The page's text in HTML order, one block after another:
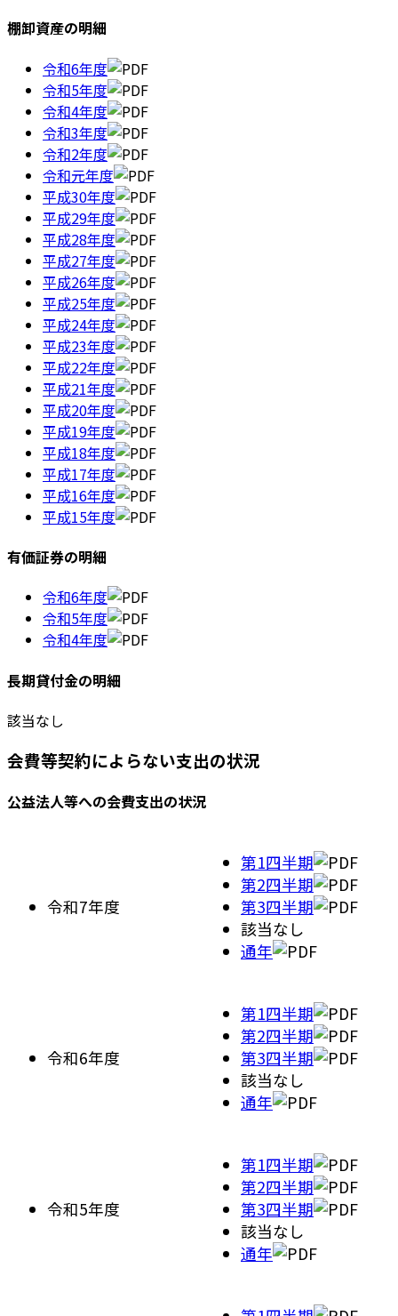
棚卸資産の明細
令和6年度
令和5年度
令和4年度
令和3年度
令和2年度
令和元年度
平成30年度
平成29年度
平成28年度
平成27年度
平成26年度
平成25年度
平成24年度
平成23年度
平成22年度
平成21年度
平成20年度
平成19年度
平成18年度
平成17年度
平成16年度
平成15年度
有価証券の明細
令和6年度
令和5年度
令和4年度
長期貸付金の明細
該当なし
会費等契約によらない支出の状況
公益法人等への会費支出の状況
令和7年度
第1四半期
第2四半期
第3四半期
該当なし
通年
令和6年度
第1四半期
第2四半期
第3四半期
該当なし
通年
令和5年度
第1四半期
第2四半期
第3四半期
該当なし
通年